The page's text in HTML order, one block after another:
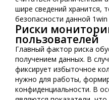
шире сведений хранится,
безопасности данной
Риски
пользователей
Главный фактор риска
получением данных. В
фиксирует избыточное
нужно для работы,
конфиденциальности. В